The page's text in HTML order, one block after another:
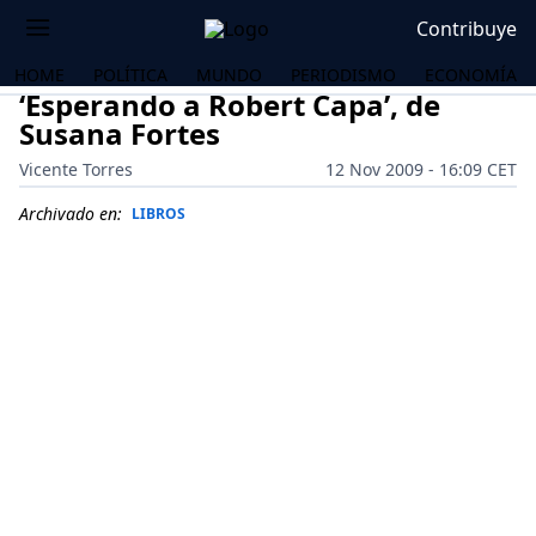
Contribuye
HOME POLÍTICA MUNDO PERIODISMO ECONOMÍA
‘Esperando a Robert Capa’, de
Susana Fortes
Vicente Torres
12 Nov 2009 - 16:09 CET
Archivado en: LIBROS